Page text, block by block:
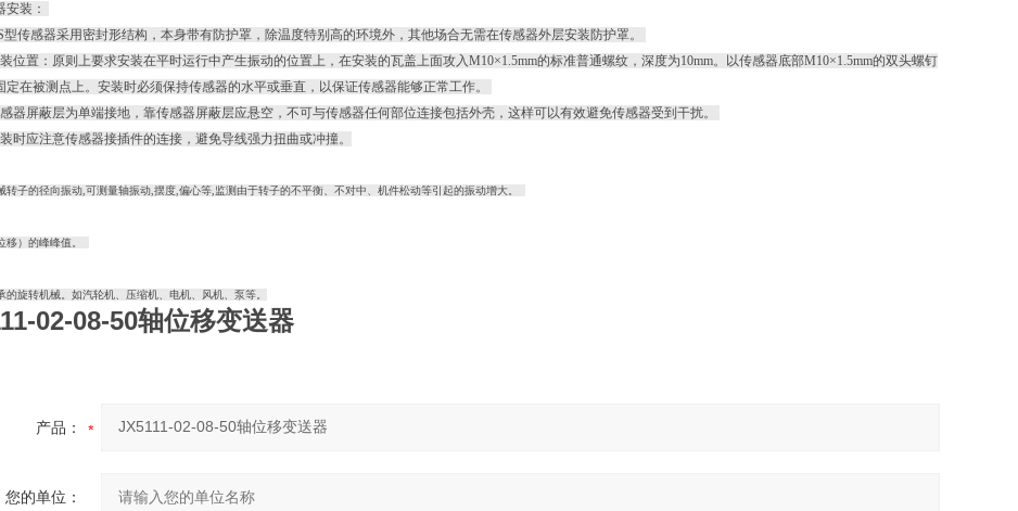
安装：
感器采用密封形结构，本身带有防护罩，除温度特别高的环境外，其他场合无需在传感器外层安装防护罩。
置：原则上要求安装在平时运行中产生振动的位置上，在安装的瓦盖上面攻入M10×1.5mm的标准普通螺纹，深度为10mm。以传感器底部M10×1.5mm的双头螺钉
定在被测点上。安装时必须保持传感器的水平或垂直，以保证传感器能够正常工作。
屏蔽层为单端接地，靠传感器屏蔽层应悬空，不可与传感器任何部位连接包括外壳，这样可以有效避免传感器受到干扰。
应注意传感器接插件的连接，避免导线强力扭曲或冲撞。
转子的径向振动,可测量轴振动,摆度,偏心等,监测由于转子的不平衡、不对中、机件松动等引起的振动增大。
移）的峰峰值。
的旋转机械。如汽轮机、压缩机、电机、风机、泵等。
02-08-50轴位移变送器
产品：
您的单位：